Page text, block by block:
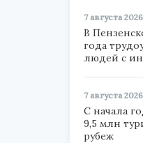
7 августа 2026
В
года
людей с
7 августа 2026
С начала
9,5 млн
рубеж